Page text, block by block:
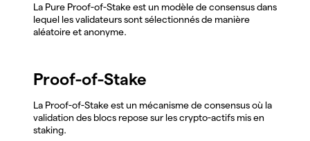
La Pure Proof-of-Stake est un modèle de consensus dans
lequel les validateurs sont sélectionnés de manière
aléatoire et anonyme.
Proof-of-Stake
La Proof-of-Stake est un mécanisme de consensus où la
validation des blocs repose sur les crypto-actifs mis en
staking.